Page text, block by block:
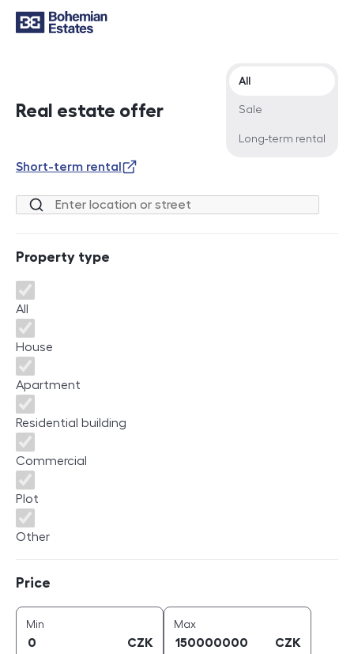
Real estate offer
Offer type
All
Sale
Long-term rental
Short-term rental
Location or street
Property type
Property type
All
House
Apartment
Residential building
Commercial
Plot
Other
Price
Min
CZK
Maxprice (
CZK